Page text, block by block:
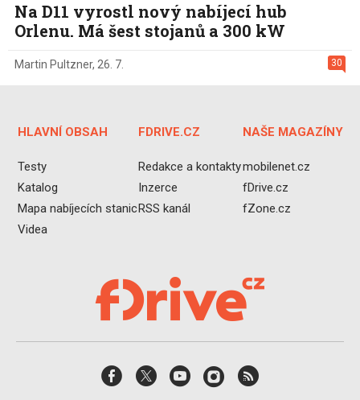
Na D11 vyrostl nový nabíjecí hub
Orlenu. Má šest stojanů a 300 kW
30
Martin Pultzner, 26. 7.
HLAVNÍ OBSAH
Testy
Katalog
Mapa nabíjecích stanic
Videa
FDRIVE.CZ
Redakce a kontakty
Inzerce
RSS kanál
NAŠE MAGAZÍNY
mobilenet.cz
fDrive.cz
fZone.cz